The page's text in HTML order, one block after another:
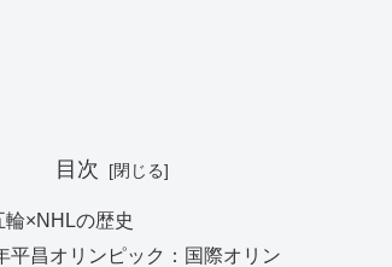
目次
輪×NHLの歴史
平昌オリンピック：国際オリン